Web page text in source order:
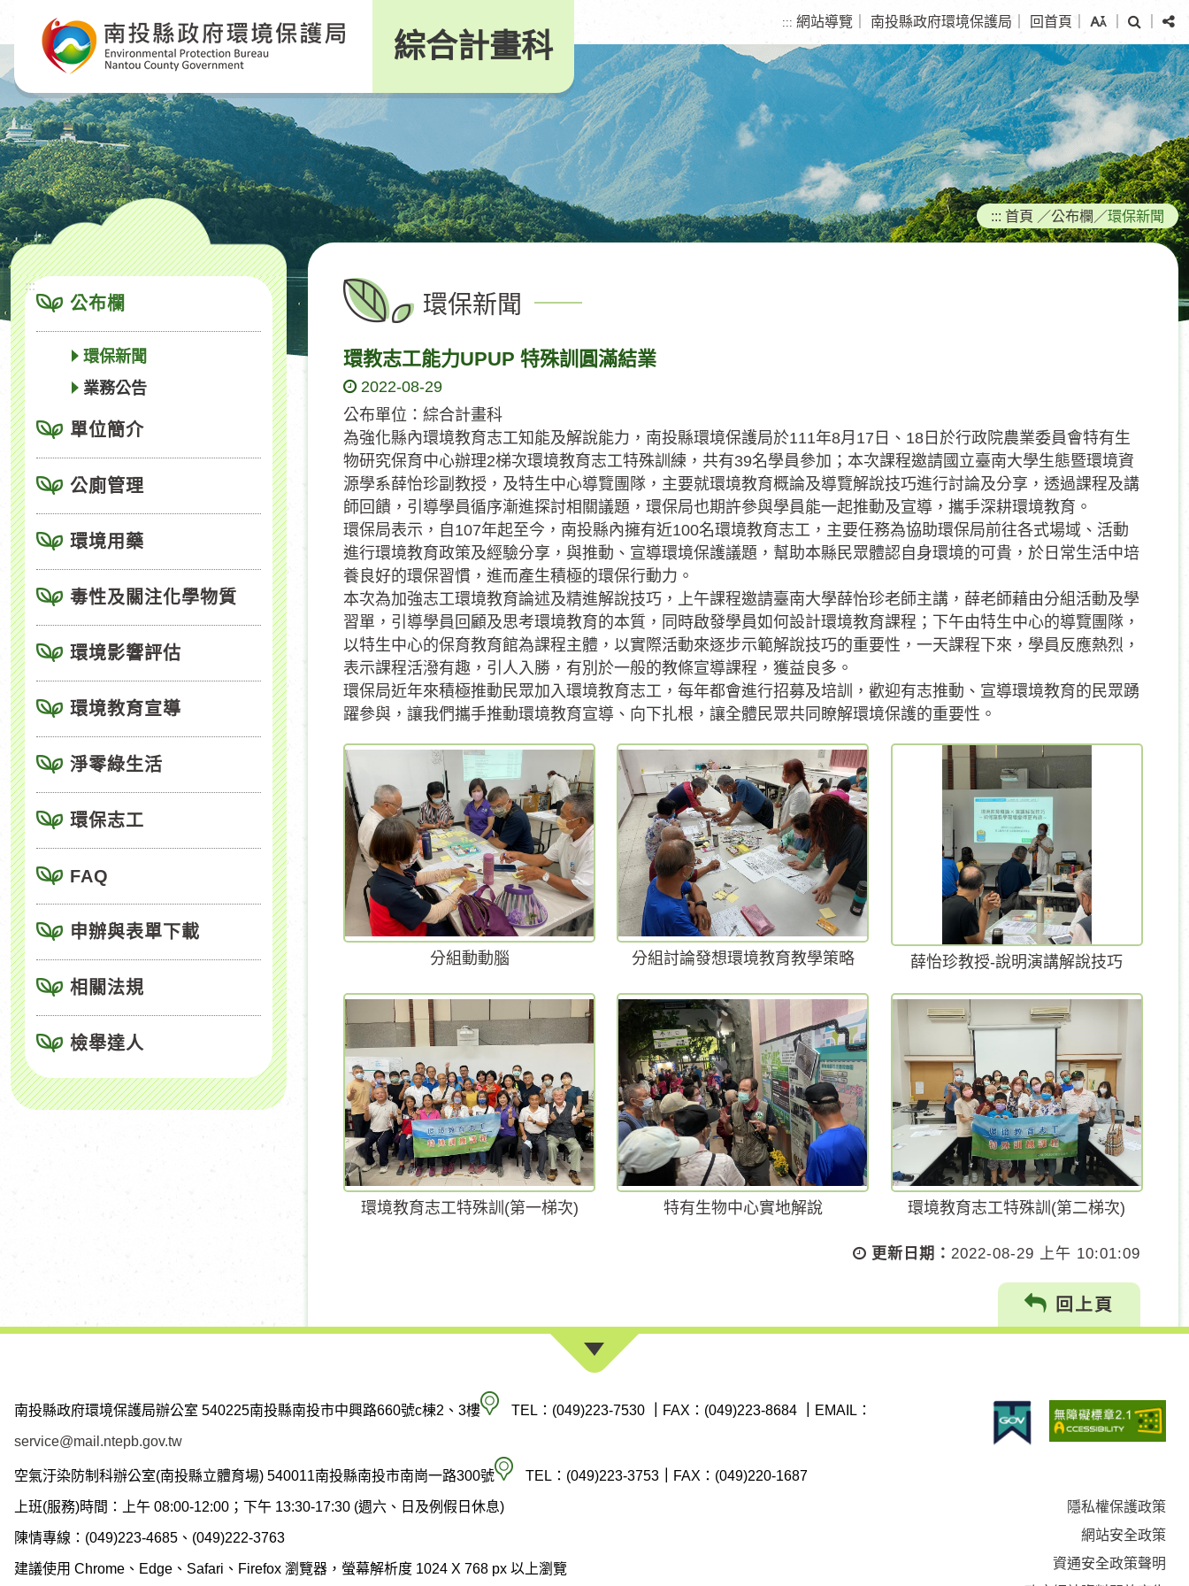
要
內
容
區
塊
綜合計畫科
::: 網站導覽 南投縣政府環境保護局 回首頁
尋
分
享
:::
公布欄
環保新聞
業務公告
單位簡介
公廁管理
環境用藥
毒性及關注化學物質
環境影響評估
環境教育宣導
淨零綠生活
環保志工
FAQ
申辦與表單下載
相關法規
檢舉達人
::: 首頁 ／公布欄 ／環保新聞
環保新聞
環教志工能力UPUP 特殊訓圓滿結業
2022-08-29
公布單位：綜合計畫科
為強化縣內環境教育志工知能及解說能力，南投縣環境保護局於111年8月17日、18日於行政院農業委員會特有生
物研究保育中心辦理2梯次環境教育志工特殊訓練，共有39名學員參加；本次課程邀請國立臺南大學生態暨環境資
源學系薛怡珍副教授，及特生中心導覽團隊，主要就環境教育概論及導覽解說技巧進行討論及分享，透過課程及講
師回饋，引導學員循序漸進探討相關議題，環保局也期許參與學員能一起推動及宣導，攜手深耕環境教育。
環保局表示，自107年起至今，南投縣內擁有近100名環境教育志工，主要任務為協助環保局前往各式場域、活動
進行環境教育政策及經驗分享，與推動、宣導環境保護議題，幫助本縣民眾體認自身環境的可貴，於日常生活中培
養良好的環保習慣，進而產生積極的環保行動力。
本次為加強志工環境教育論述及精進解說技巧，上午課程邀請臺南大學薛怡珍老師主講，薛老師藉由分組活動及學
習單，引導學員回顧及思考環境教育的本質，同時啟發學員如何設計環境教育課程；下午由特生中心的導覽團隊，
以特生中心的保育教育館為課程主體，以實際活動來逐步示範解說技巧的重要性，一天課程下來，學員反應熱烈，
表示課程活潑有趣，引人入勝，有別於一般的教條宣導課程，獲益良多。
環保局近年來積極推動民眾加入環境教育志工，每年都會進行招募及培訓，歡迎有志推動、宣導環境教育的民眾踴
躍參與，讓我們攜手推動環境教育宣導、向下扎根，讓全體民眾共同瞭解環境保護的重要性。
分組動動腦 分組討論發想環境教育教學策略 薛怡珍教授-說明演講解說技巧
環境教育志工特殊訓(第一梯次) 特有生物中心實地解說 環境教育志工特殊訓(第二梯次)
更新日期： 2022-08-29 上午 10:01:09
回上頁
南投縣政府環境保護局辦公室 540225南投縣南投市中興路660號c棟2、3樓南
縣
政
環
TEL：(049)223-7530 FAX：(049)223-8684 EMAIL：
service@mail.ntepb.gov.tw
空氣汙染防制科辦公室(南投縣立體育場) 540011南投縣南投市南崗一路300號空
氣
染
TEL：(049)223-3753 FAX：(049)220-1687
上班(服務)時間：上午 08:00-12:00；下午 13:30-17:30 (週六、日及例假日休息)
陳情專線：(049)223-4685、(049)222-3763
建議使用 Chrome、Edge、Safari、Firefox 瀏覽器，螢幕解析度 1024 X 768 px 以上瀏覽
隱私權保護政策
網站安全政策
資通安全政策聲明